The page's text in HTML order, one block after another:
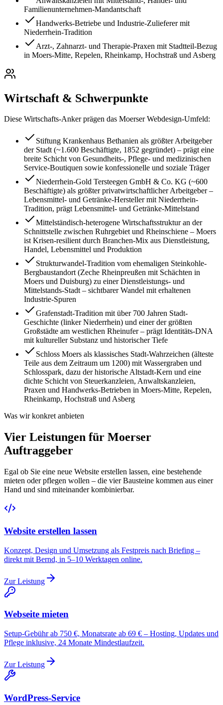
Familienunternehmen-Mandantschaft
Handwerks-Betriebe und Industrie-Zulieferer mit
Niederrhein-Tradition
Arzt-, Zahnarzt- und Therapie-Praxen mit Stadtteil-Bezug
in Moers-Mitte, Repelen, Rheinkamp, Hochstraß und Asberg
Wirtschaft & Schwerpunkte
Diese Wirtschafts-Anker prägen das Moerser Webdesign-Umfeld:
Stiftung Krankenhaus Bethanien als größter Arbeitgeber
der Stadt (~1.600 Beschäftigte, 1852 gegründet) – prägt eine
breite Schicht von Gesundheits-, Pflege- und medizinischen
Service-Boutiquen sowie konfessionelle und soziale Träger
Niederrhein-Gold Tersteegen GmbH & Co. KG (~600
Beschäftigte) als größter privatwirtschaftlicher Arbeitgeber –
Lebensmittel- und Getränke-Hersteller mit Niederrhein-
Tradition, prägt Lebensmittel- und Getränke-Mittelstand
Mittelständisch-heterogene Wirtschaftsstruktur an der
Schnittstelle zwischen Ruhrgebiet und Rheinschiene – Moers
ist Krisen-resilient durch Branchen-Mix aus Dienstleistung,
Handel, Lebensmittel und Produktion
Strukturwandel-Tradition vom ehemaligen Steinkohle-
Bergbaustandort (Zeche Rheinpreußen mit Schächten in
Moers und Duisburg) zu einer Dienstleistungs- und
Mittelstands-Stadt – sichtbarer Wandel mit erhaltenen
Industrie-Spuren
Grafenstadt-Tradition mit über 700 Jahren Stadt-
Geschichte (linker Niederrhein) und einer der größten
Großstädte am westlichen Rheinufer – prägt Identitäts-DNA
mit kultureller Substanz und historischer Tiefe
Schloss Moers als klassisches Stadt-Wahrzeichen (älteste
Teile aus dem Zeitraum um 1200) mit Wassergraben und
Schlosspark, dazu der historische Altstadt-Kern und eine
dichte Schicht von Steuerkanzleien, Anwaltskanzleien,
Praxen und Handwerks-Betrieben in Moers-Mitte, Repelen,
Rheinkamp, Hochstraß und Asberg
Was wir konkret anbieten
Vier Leistungen für Moerser
Auftraggeber
Egal ob Sie eine neue Website erstellen lassen, eine bestehende
mieten oder pflegen wollen – die vier Bausteine kommen aus einer
Hand und sind miteinander kombinierbar.
Website erstellen lassen
Konzept, Design und Umsetzung als Festpreis nach Briefing –
direkt mit Bernd, in 5–10 Werktagen online.
Zur Leistung
Webseite mieten
Setup-Gebühr ab 750 €, Monatsrate ab 69 € – Hosting, Updates und
Pflege inklusive, 24 Monate Mindestlaufzeit.
Zur Leistung
WordPress-Service